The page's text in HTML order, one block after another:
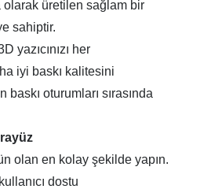
olarak üretilen sağlam bir
sahiptir.
yazıcınızı her
iyi baskı kalitesini
oturumları sırasında
olan en kolay şekilde yapın.
dostu